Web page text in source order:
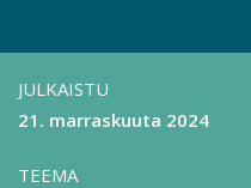
JULKAISTU
21. marraskuuta 2024
TEEMA